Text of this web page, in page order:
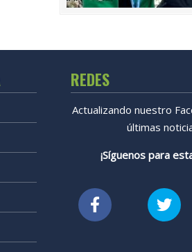
REDES
Actualizando nuestro
últimas
¡Síguenos para